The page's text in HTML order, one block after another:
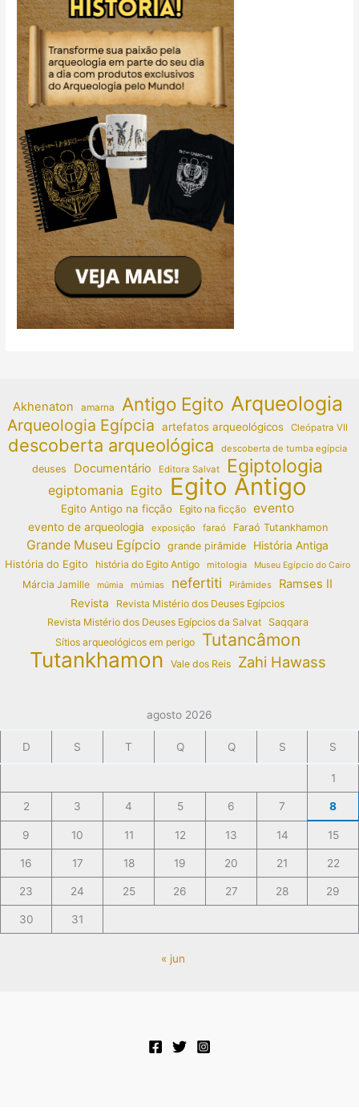
Akhenaton amarna Antigo Egito Arqueologia
Arqueologia Egípcia artefatos arqueológicos Cleópatra VII
descoberta arqueológica descoberta de tumba egípcia
deuses Documentário Editora Salvat Egiptologia
egiptomania Egito Egito Antigo
Egito Antigo na ficção Egito na ficção evento
evento de arqueologia exposição faraó Faraó Tutankhamon
Grande Museu Egípcio grande pirâmide
História Antiga
História do Egito
história do Egito Antigo mitologia Museu Egípcio do Cairo
Márcia Jamille múmia múmias nefertiti Pirâmides Ramses II
Revista
Revista Mistério dos Deuses Egípcios
Revista Mistério dos Deuses Egípcios da Salvat
Saqqara
Sítios arqueológicos em perigo
Tutancâmon
Tutankhamon Vale dos Reis Zahi Hawass
agosto 2026
D S T Q Q S S
1
2 3 4 5 6 7 8
9 10 11 12 13 14 15
16 17 18 19 20 21 22
23 24 25 26 27 28 29
30 31
« jun